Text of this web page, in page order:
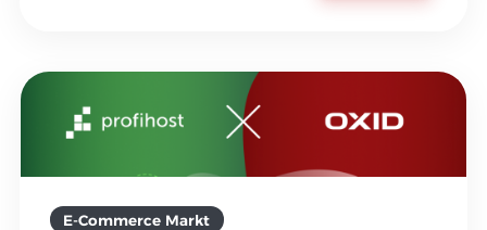
E-Commerce Markt